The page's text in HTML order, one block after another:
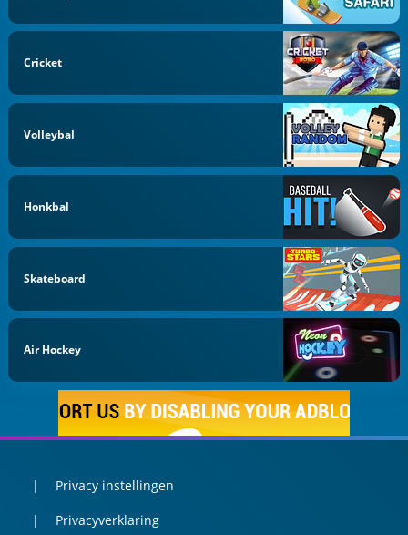
Cricket
Volleybal
Honkbal
Skateboard
Air Hockey
Privacy instellingen
Privacyverklaring